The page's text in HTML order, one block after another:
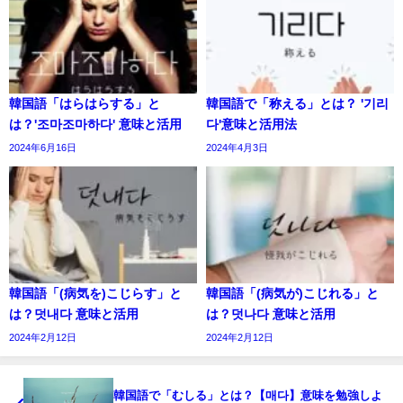
韓国語「はらはらする」と
は？'조마조마하다' 意味と活用
2024年6月16日
韓国語で「称える」とは？ '기리
다'意味と活用法
2024年4月3日
韓国語「(病気を)こじらす」と
は？덧내다 意味と活用
2024年2月12日
韓国語「(病気が)こじれる」と
は？덧나다 意味と活用
2024年2月12日
韓国語で「むしる」とは？【매다】意味を勉強しよ